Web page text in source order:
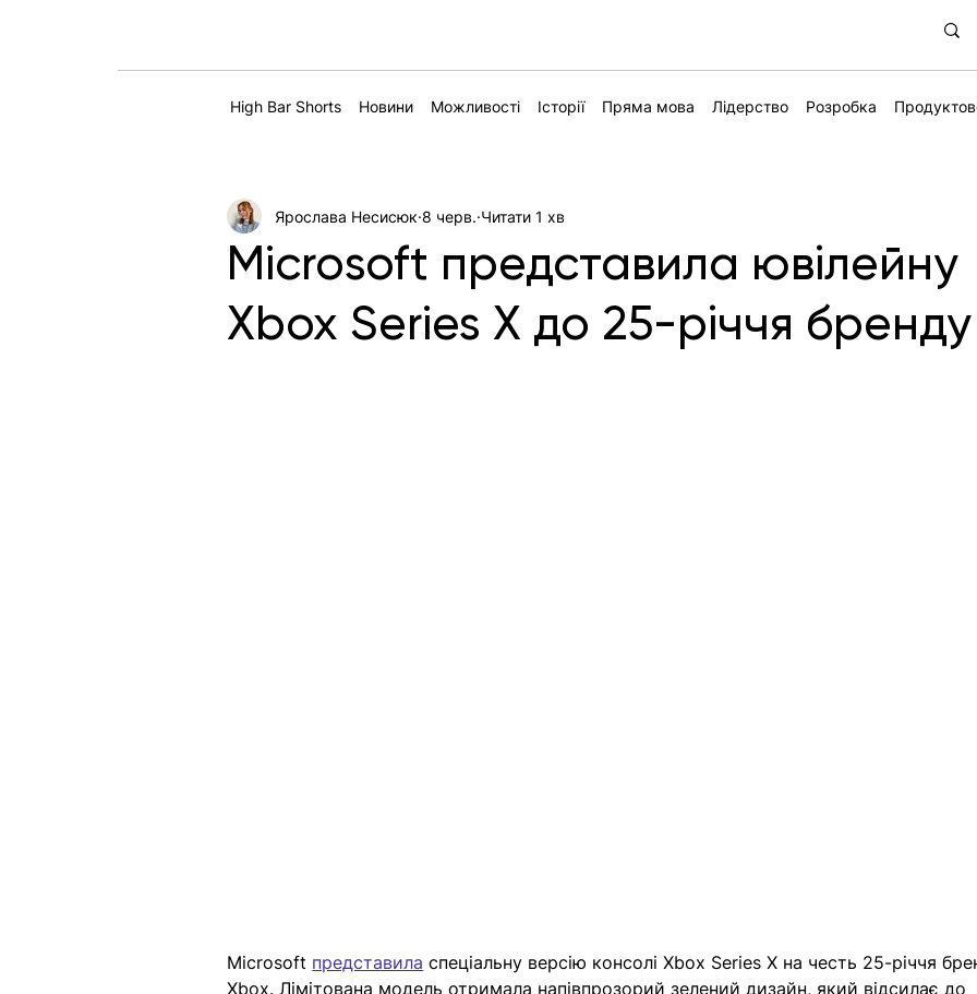
High Bar Shorts Новини Можливості Історії Пряма мова Лідерство Розробка
Microsoft представила ювілейну
Xbox Series X до 25-річчя
Ярослава Несисюк 8 черв. Читати 1 хв
Microsoft представила спеціальну версію консолі Xbox Series X на честь 25-річчя
Xbox. Лімітована модель отримала напівпрозорий зелений дизайн, який відсилає до